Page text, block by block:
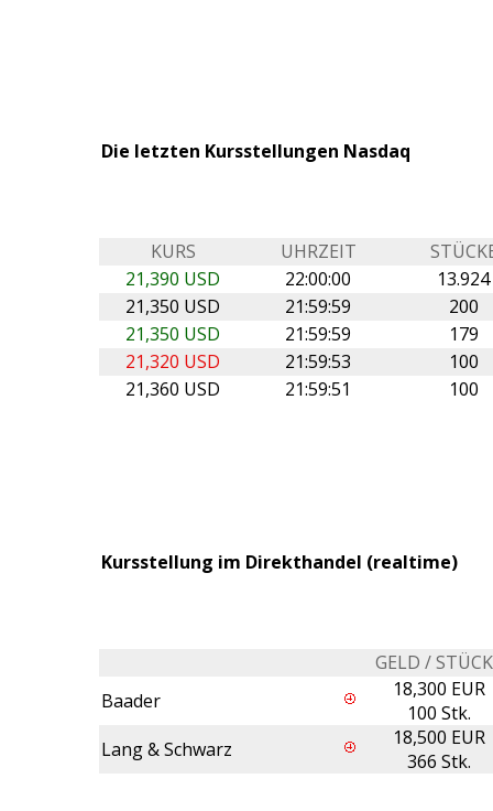
Die letzten Kursstellungen Nasdaq
KURS UHRZEIT
21,390 USD
22:00:00
13.924
21,350 USD
21:59:59
200
21,350 USD
21:59:59
179
21,320 USD
21:59:53
100
21,360 USD
21:59:51 100
Kursstellung im Direkthandel (realtime)
GELD /
Baader
18,300 EUR
100 Stk.
Lang & Schwarz
18,500 EUR
366 Stk.